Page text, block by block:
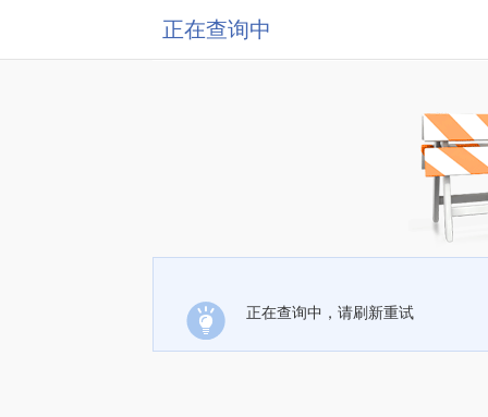
正在查询中
正在查询中，请刷新重试